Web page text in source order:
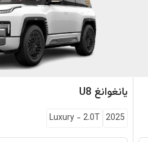
يانغوانغ U8
2025
Luxury- 2.0T